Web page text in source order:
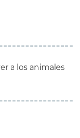
a los animales